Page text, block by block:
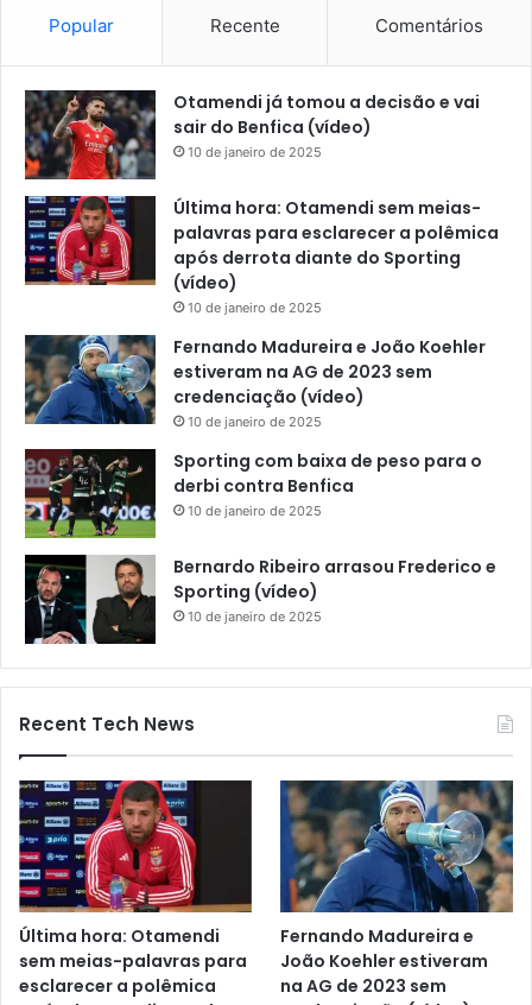
Popular Recente Comentários
Otamendi já tomou a decisão e vai
sair do Benfica (vídeo)
10 de janeiro de 2025
Última hora: Otamendi sem meias-
palavras para esclarecer a polêmica
após derrota diante do Sporting
(vídeo)
10 de janeiro de 2025
Fernando Madureira e João Koehler
estiveram na AG de 2023 sem
credenciação (vídeo)
10 de janeiro de 2025
Sporting com baixa de peso para o
derbi contra Benfica
10 de janeiro de 2025
Bernardo Ribeiro arrasou Frederico e
Sporting (vídeo)
10 de janeiro de 2025
Recent Tech News
Última hora: Otamendi
sem meias-palavras para
esclarecer a polêmica
Fernando Madureira e
João Koehler estiveram
na AG de 2023 sem